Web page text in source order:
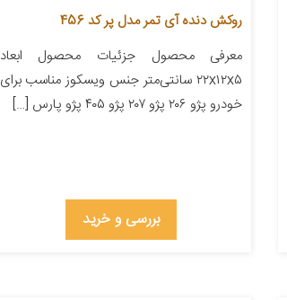
روکش دنده آی تمر مدل پر کد 456
معرفی محصول جزئیات محصول ابعاد
۲۲x۱۲x۵ سانتی‌متر جنس ویسکوز مناسب برای
خودرو پژو ۲۰۶ پژو ۲۰۷ پژو ۴۰۵ پژو پارس […]
بررسی و خرید